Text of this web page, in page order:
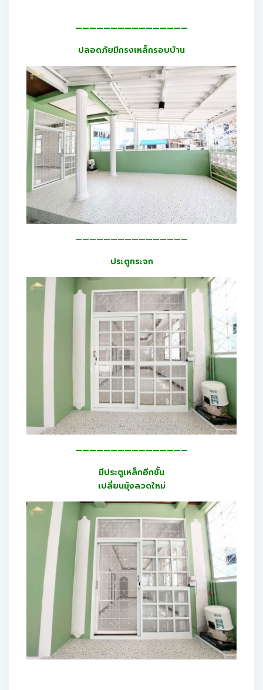
————————————————
ปลอดภัยมีกรงเหล็กรอบบ้าน
————————————————
ประตูกระจก
————————————————
มีประตูเหล็กอีกชั้น
เปลี่ยนมุ้งลวดใหม่